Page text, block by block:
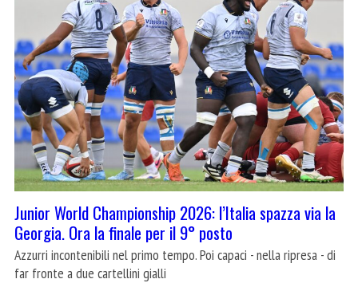
Junior World Championship 2026: l’Italia spazza via la
Georgia. Ora la finale per il 9° posto
Azzurri incontenibili nel primo tempo. Poi capaci - nella ripresa - di
far fronte a due cartellini gialli